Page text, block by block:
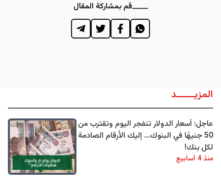
قم بمشاركة المقال
المزيــــــد
عاجل: أسعار الدولار تنفجر اليوم وتقترب من
50 جنيهًا في البنوك... إليك الأرقام الصادمة
لكل بنك!
منذ 4 أسابيع